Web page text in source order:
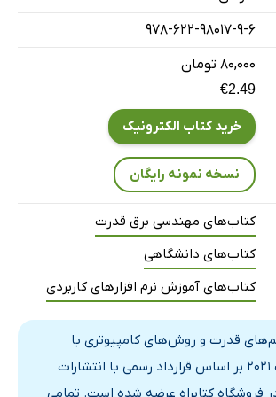
مقدماتی پخش‌بار
978-622-98017-9-6
۸۰,۰۰۰ تومان
€2.49
خرید کتاب الکترونیک
نسخه نمونه رایگان
کتاب‌های مهندسی برق قدرت
کتاب‌های دانشگاهی
کتاب‌های آموزش نرم افزارهای کاربردی
قدرت و روش‌های کامپیوتری با
دیجسایلنت 2021 بر اساس قرارداد رسمی با انتشارات